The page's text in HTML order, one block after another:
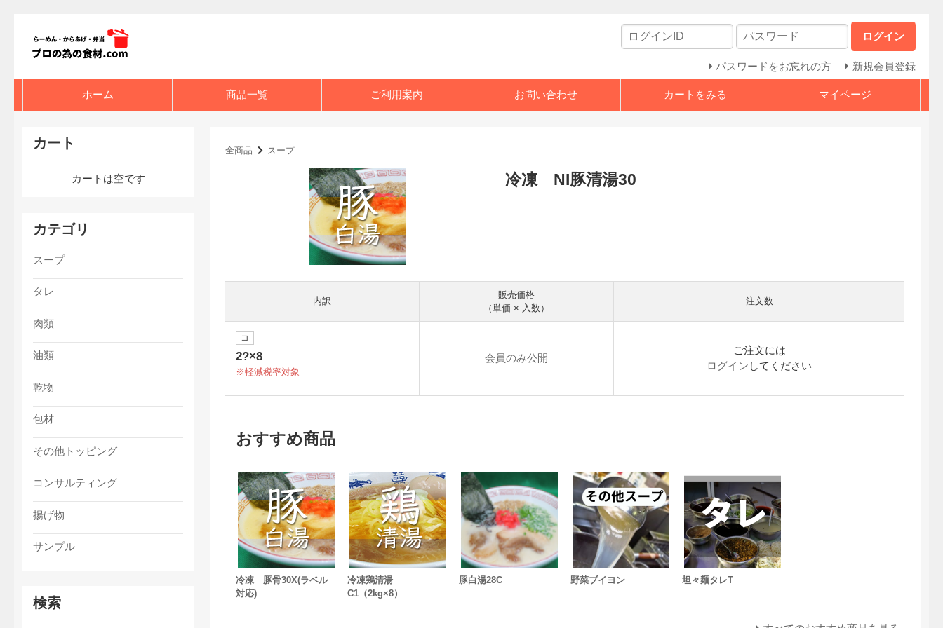
ログイン
パスワードをお忘れの方 新規会員登録
ホーム 商品一覧 ご利用案内 お問い合わせ カートをみる マイページ
全商品 スープ
冷凍 NI豚清湯30
内訳
販売価格
（単価 × 入数）
注文数
コ
2?×8
軽減税率対象
会員のみ公開
ご注文には
ログイン してください
おすすめ商品
冷凍 豚骨30X(ラベル
対応)
冷凍鶏清湯
C1（2kg×8）
豚白湯28C 野菜ブイヨン 坦々麺タレT
カート
カートは空です
カテゴリ
スープ
タレ
肉類
油類
乾物
包材
その他トッピング
コンサルティング
揚げ物
サンプル
検索